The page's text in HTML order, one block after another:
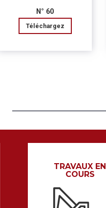
N° 60
Téléchargez
TRAVAUX EN
COURS